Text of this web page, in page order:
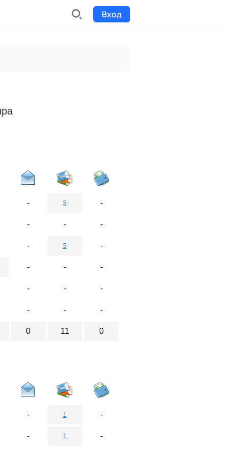
Вход
- 5 -
- - -
- 5 -
- - -
- - -
- - -
0 11 0
- 1 -
- 1 -